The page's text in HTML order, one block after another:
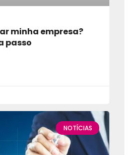
minha empresa?
passo
NOTÍCIAS